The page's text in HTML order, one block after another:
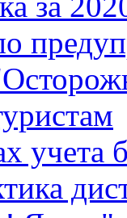
учета